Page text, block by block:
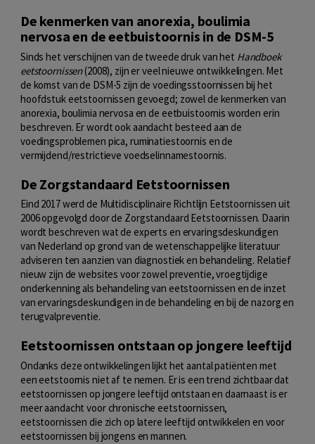
De kenmerken van anorexia, boulimia
nervosa en de eetbuistoornis in de DSM-5
Sinds het verschijnen van de tweede druk van het Handboek
eetstoornissen(2008), zijn er veel nieuwe ontwikkelingen. Met
de komst van de DSM-5 zijn de voedingsstoornissen bij het
hoofdstuk eetstoornissen gevoegd; zowel de kenmerken van
anorexia, boulimia nervosa en de eetbuistoornis worden erin
beschreven. Er wordt ook aandacht besteed aan de
voedingsproblemen pica, ruminatiestoornis en de
vermijdend/restrictieve voedselinnamestoornis.
De Zorgstandaard Eetstoornissen
Eind 2017 werd de Multidisciplinaire Richtlijn Eetstoornissen uit
2006 opgevolgd door de Zorgstandaard Eetstoornissen. Daarin
wordt beschreven wat de experts en ervaringsdeskundigen
van Nederland op grond van de wetenschappelijke literatuur
adviseren ten aanzien van diagnostiek en behandeling. Relatief
nieuw zijn de websites voor zowel preventie, vroegtijdige
onderkenning als behandeling van eetstoornissen en de inzet
van ervaringsdeskundigen in de behandeling en bij de nazorg en
terugvalpreventie.
Eetstoornissen ontstaan op jongere leeftijd
Ondanks deze ontwikkelingen lijkt het aantal patiënten met
een eetstoornis niet af te nemen. Er is een trend zichtbaar dat
eetstoornissen op jongere leeftijd ontstaan en daarnaast is er
meer aandacht voor chronische eetstoornissen,
eetstoornissen die zich op latere leeftijd ontwikkelen en voor
eetstoornissen bij jongens en mannen.